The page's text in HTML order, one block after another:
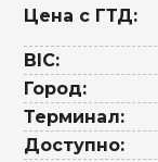
Цена с ГТД:
BIC:
Город:
Терминал:
Доступно: